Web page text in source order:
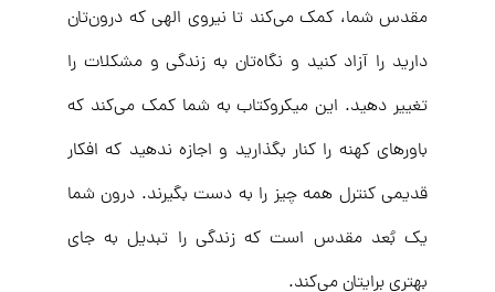
مقدس شما، کمک می‌کند تا نیروی الهی که درون‌تان
دارید را آزاد کنید و نگاه‌تان به زندگی و مشکلات را
تغییر دهید. این میکروکتاب به شما کمک می‌کند که
باورهای کهنه را کنار بگذارید و اجازه ندهید که افکار
قدیمی کنترل همه چیز را به دست بگیرند. درون شما
یک بُعد مقدس است که زندگی را تبدیل به جای
بهتری برایتان می‌کند.